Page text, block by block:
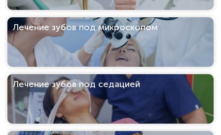
Лечение зубов под микроскопом
Лечение зубов под седацией